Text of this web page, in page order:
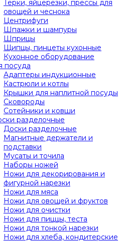
Терки, яйцерезки, прессы для
овощей и чеснока
Центрифуги
Шпажки и шампуры
Шприцы
Щипцы, пинцеты кухонные
Кухонное оборудование
посуда
Адаптеры индукционные
Кастрюли и котлы
Крышки для наплитной посуды
Сковороды
Сотейники и ковши
разделочные
Доски разделочные
Магнитные держатели и
подставки
Мусаты и точила
Наборы ножей
Ножи для декорирования и
фигурной нарезки
Ножи для мяса
Ножи для овощей и фруктов
Ножи для очистки
Ножи для пиццы, теста
Ножи для тонкой нарезки
Ножи для хлеба, кондитерские